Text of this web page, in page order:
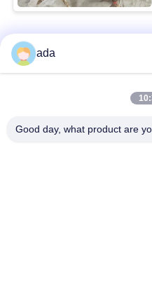
Beliebte
ada
Good day, what product are